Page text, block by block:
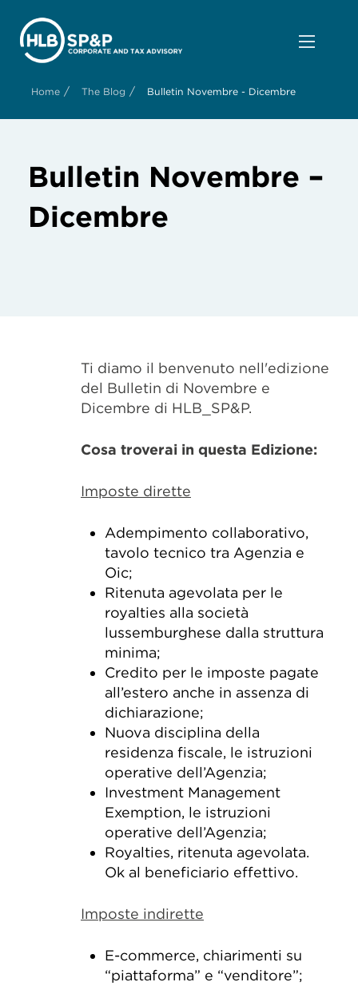
Home / The Blog / Bulletin Novembre - Dicembre
Bulletin Novembre –
Dicembre
Ti diamo il benvenuto nell'edizione
del Bulletin di Novembre e
Dicembre di HLB_SP&P.
Cosa troverai in questa Edizione:
Imposte dirette
Adempimento collaborativo,
tavolo tecnico tra Agenzia e
Oic;
Ritenuta agevolata per le
royalties alla società
lussemburghese dalla struttura
minima;
Credito per le imposte pagate
all’estero anche in assenza di
dichiarazione;
Nuova disciplina della
residenza fiscale, le istruzioni
operative dell’Agenzia;
Investment Management
Exemption, le istruzioni
operative dell’Agenzia;
Royalties, ritenuta agevolata.
Ok al beneficiario effettivo.
Imposte indirette
E-commerce, chiarimenti su
“piattaforma” e “venditore”;